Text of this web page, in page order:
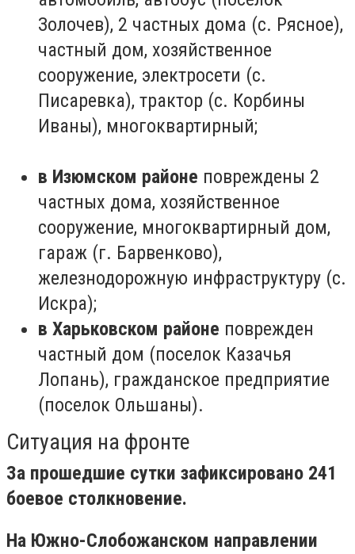
Золочев), 2 частных дома (с. Рясное),
частный дом, хозяйственное
сооружение, электросети (с.
Писаревка), трактор (с. Корбины
Иваны), многоквартирный;
в Изюмском районе повреждены 2
частных дома, хозяйственное
сооружение, многоквартирный дом,
гараж (г. Барвенково),
железнодорожную инфраструктуру (с.
Искра);
в Харьковском районе поврежден
частный дом (поселок Казачья
Лопань), гражданское предприятие
(поселок Ольшаны).
Ситуация на фронте
За прошедшие сутки зафиксировано 241
боевое столкновение.
На Южно-Слобожанском направлении